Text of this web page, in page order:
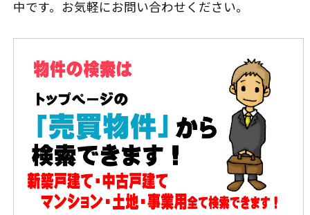
中です。お気軽にお問い合わせください。